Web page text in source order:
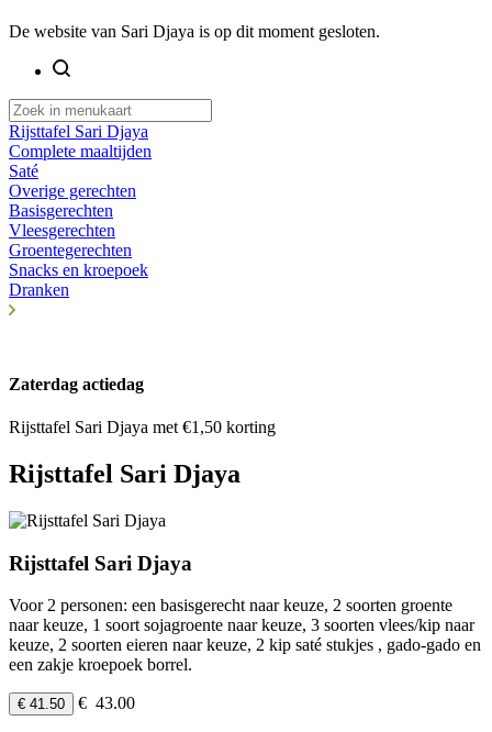
De website van Sari Djaya is op dit moment gesloten.
Rijsttafel Sari Djaya
Complete maaltijden
Saté
Overige gerechten
Basisgerechten
Vleesgerechten
Groentegerechten
Snacks en kroepoek
Dranken
Zaterdag actiedag
Rijsttafel Sari Djaya met €1,50 korting
Rijsttafel Sari Djaya
Rijsttafel Sari Djaya
Voor 2 personen: een basisgerecht naar keuze, 2 soorten groente
naar keuze, 1 soort sojagroente naar keuze, 3 soorten vlees/kip naar
keuze, 2 soorten eieren naar keuze, 2 kip saté stukjes , gado-gado en
een zakje kroepoek borrel.
€ 41.50 € 43.00